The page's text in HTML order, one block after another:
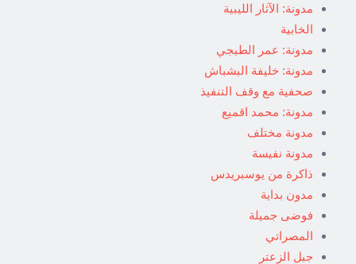
مدونة: الآثار الليبية
الخابية
مدونة: عمر الطبجي
مدونة: خليفة البشباش
صحفية مع وقف التنفيذ
مدونة: محمد اقميع
مدونة مختلف
مدونة نفيسة
ذاكرة من يوسبريدس
مدون بداية
فوضى جميلة
المصراتي
جبل الزعتر